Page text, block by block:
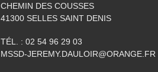
CHEMIN DES COUSSES
41300 SELLES SAINT DENIS
TÉL. : 02 54 96 29 03
MSSD-JEREMY.DAULOIR@ORANGE.FR